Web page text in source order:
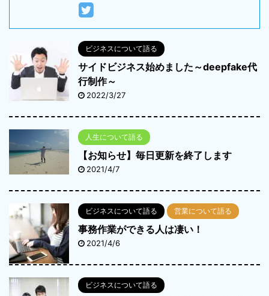
ビジネスについて語る
サイドビジネス始めました～deepfake代
行制作～
2022/3/27
人生について語る
【お知らせ】毎日更新を終了します
2021/4/7
ビジネスについて語る 営業について語る
事務作業ができる人は凄い！
2021/4/6
ビジネスについて語る